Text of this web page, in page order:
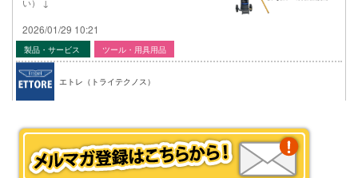
い） ↓
2026/01/29 10:21
製品・サービス ツール・用具用品
エトレ（トライテクノス）